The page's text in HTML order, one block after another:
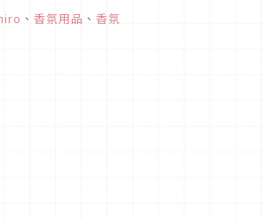
居家擺設等，為生活注入點「不一樣」的
、 香氛用品 、 香氛